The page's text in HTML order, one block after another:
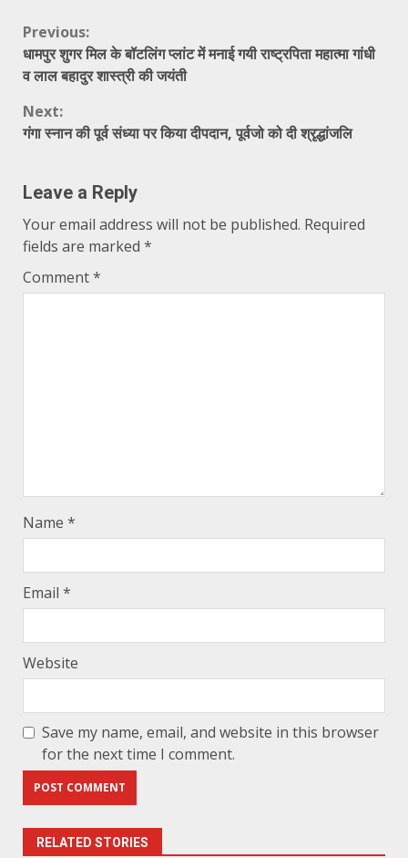
Continue
Reading
Previous:
धामपुर शुगर मिल के बॉटलिंग प्लांट में मनाई गयी राष्ट्रपिता महात्मा गांधी
व लाल बहादुर शास्त्री की जयंती
Next:
गंगा स्नान की पूर्व संध्या पर किया दीपदान, पूर्वजो को दी श्रृद्धांजलि
Leave a Reply
Your email address will not be published. Required
fields are marked *
Comment*
Name *
Email *
Website
Save my name, email, and website in this browser
for the next time I comment.
RELATED STORIES